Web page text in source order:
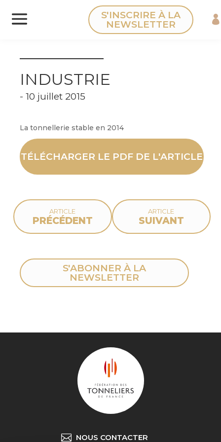
Panneau de gestion des cookies
S'INSCRIRE À LA
NEWSLETTER
INDUSTRIE
- 10 juillet 2015
La tonnellerie stable en 2014
TÉLÉCHARGER LE PDF DE L'ARTICLE
ARTICLE
PRÉCÉDENT
ARTICLE
SUIVANT
S'ABONNER À LA
NEWSLETTER
NOUS CONTACTER